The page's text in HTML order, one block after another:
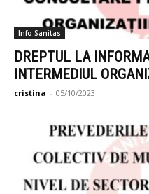
Info Sanitas
DREPTUL LA
INTERMEDIUL
cristina - 05/10/2023